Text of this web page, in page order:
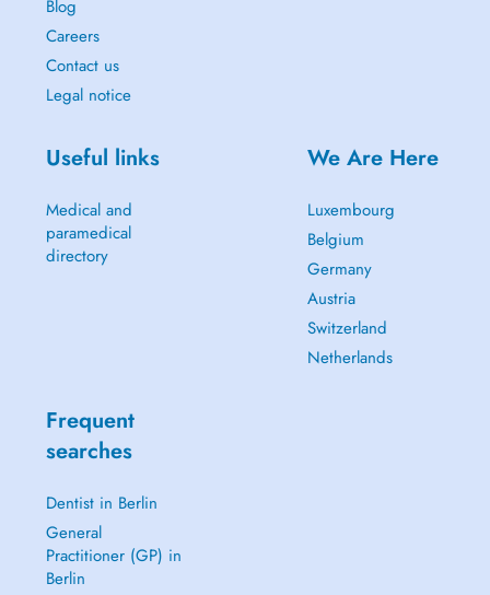
Blog
Careers
Contact us
Legal notice
Useful links
Medical and
paramedical
directory
We Are Here
Luxembourg
Belgium
Germany
Austria
Switzerland
Netherlands
Frequent
searches
Dentist in Berlin
General
Practitioner (GP) in
Berlin